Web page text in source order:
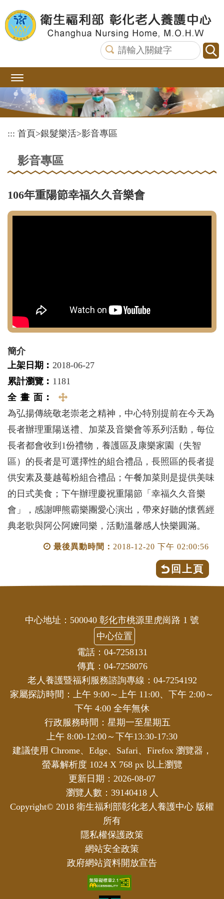
到
主
::: 首頁>銀髮樂活>影音專區
影音專區
106年重陽節幸福久久音樂會
簡介
上架日期︰ 2018-06-27
累計瀏覽︰ 1181
全 畫 面︰
全
畫
面
為弘揚傳統敬老崇老之精神，中心特別提前在今天為
長者辦理重陽送禮、加菜及音樂會等系列活動，每位
長者都會收到1份禮物，養護區及康樂家園（失智
區）的長者是可選擇性的組合禮品，長照區的長者提
供安素及蔓越莓粉組合禮品；午餐加菜則是提供美味
的日式美食；下午辦理慶祝重陽節「幸福久久音樂
會」，感謝呷熊霸樂團愛心演出，帶來好聽的懷舊經
典老歌與阿公阿嬤同樂，活動溫馨感人快樂圓滿。
最後異動時間： 2018-12-20 下午 02:00:56
回上頁
中心地址：500040 彰化市桃源里虎崗路 1 號
中心位置
電話：04-7258131
傳真：04-7258076
老人養護暨福利服務諮詢專線：04-7254192
家屬探訪時間：上午 9:00～上午 11:00、下午 2:00～
下午 4:00 全年無休
行政服務時間：星期一至星期五
上午 8:00-12:00～下午13:30-17:30
建議使用 Chrome、Edge、Safari、Firefox 瀏覽器，
螢幕解析度 1024 X 768 px 以上瀏覽
更新日期：2026-08-07
瀏覽人數：39140418 人
Copyright© 2018 衛生福利部彰化老人養護中心 版權
所有
隱私權保護政策
網站安全政策
政府網站資料開放宣告